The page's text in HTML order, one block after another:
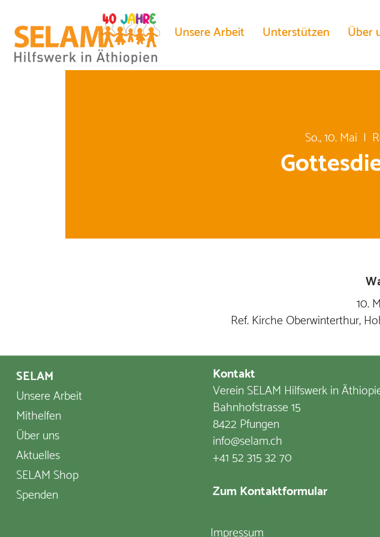
Unsere Arbeit Unterstützen Über
So., 10. Mai
  |
10.
Ref. Kirche Oberwinterthur,
SELAM
Unsere Arbeit
Mithelfen
Über uns
Aktuelles
SELAM Shop
Spenden
Kontakt
Verein SELAM Hilfswerk in
Bahnhofstrasse 15
8422 Pfungen
info@selam.ch
+41 52 315 32 70
Zum Kontaktformular